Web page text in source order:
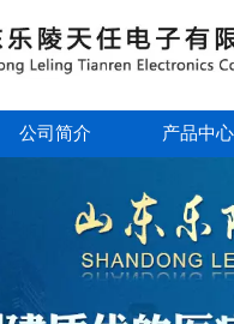
公司简介 产品中心